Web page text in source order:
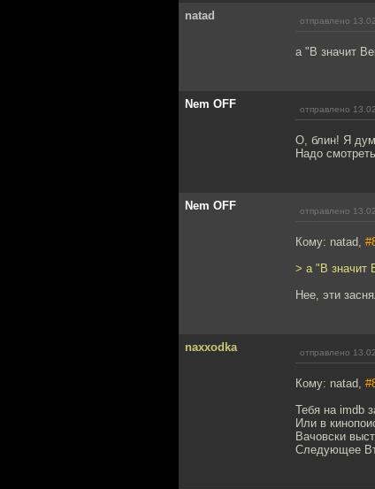
natad отправлено
а "В значит
Nem OFF отправлено
О, блин! Я
Надо
Nem OFF отправлено
Кому: natad,
> а "В значит
Нее, эти
naxxodka отправлено
Кому: natad,
Тебя на imdb
Или в
Вачовски
Следующее